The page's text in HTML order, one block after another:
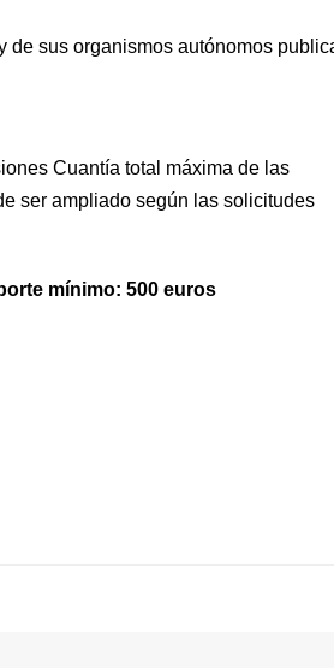
de sus organismos autónomos
Cuantía total máxima de las
ser ampliado según las solicitudes
mínimo: 500 euros